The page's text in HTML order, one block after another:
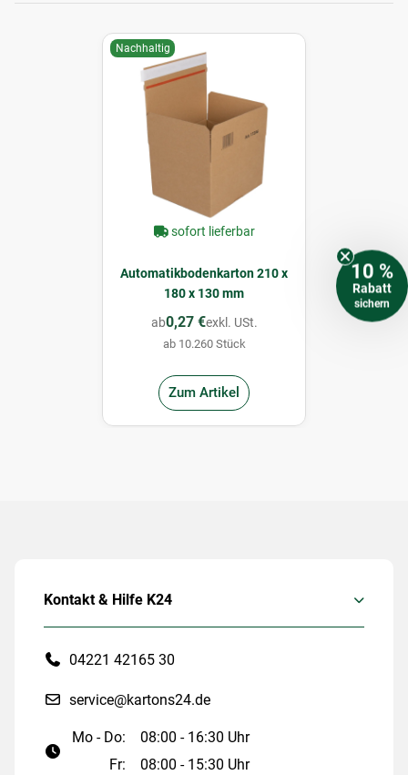
Nachhaltig
sofort lieferbar
Automatikbodenkarton 210 x
180 x 130 mm
ab0,27 €exkl. USt.
ab 10.260 Stück
Zum Artikel
Kontakt & Hilfe K24
04221 42165 30
service@kartons24.de
Mo - Do:
08:00 - 16:30 Uhr
Fr:
08:00 - 15:30 Uhr
10 %
Rabatt
sichern